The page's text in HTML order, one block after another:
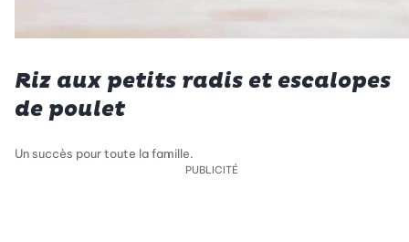
Riz aux petits radis et escalopes
de poulet
Un succès pour toute la famille.
PUBLICITÉ